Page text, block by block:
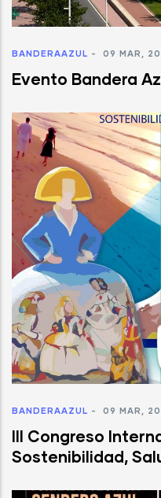
BANDERAAZUL - 09 MAR,
Evento Bandera
BANDERAAZUL - 09 MAR,
III Congreso
Sostenibilidad,